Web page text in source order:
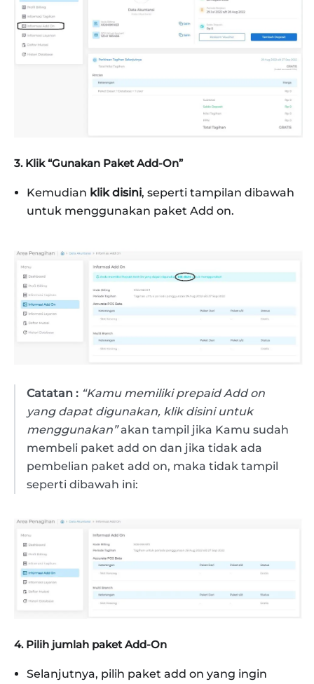
3. Klik “Gunakan Paket Add‑On”
Kemudian klik disini, seperti tampilan dibawah
untuk menggunakan paket Add on.
Catatan : “Kamu memiliki prepaid Add on
yang dapat digunakan, klik disini untuk
menggunakan”akan tampil jika Kamu sudah
membeli paket add on dan jika tidak ada
pembelian paket add on, maka tidak tampil
seperti dibawah ini:
4. Pilih jumlah paket Add‑On
Selanjutnya, pilih paket add on yang ingin